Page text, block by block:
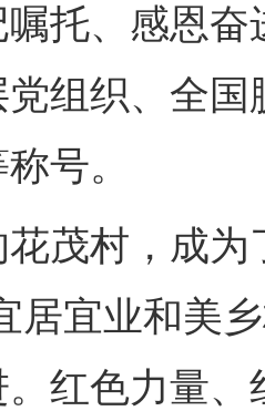
托、感恩
党组织、全
号。
村，成为
居宜业和美
。红色力量
？